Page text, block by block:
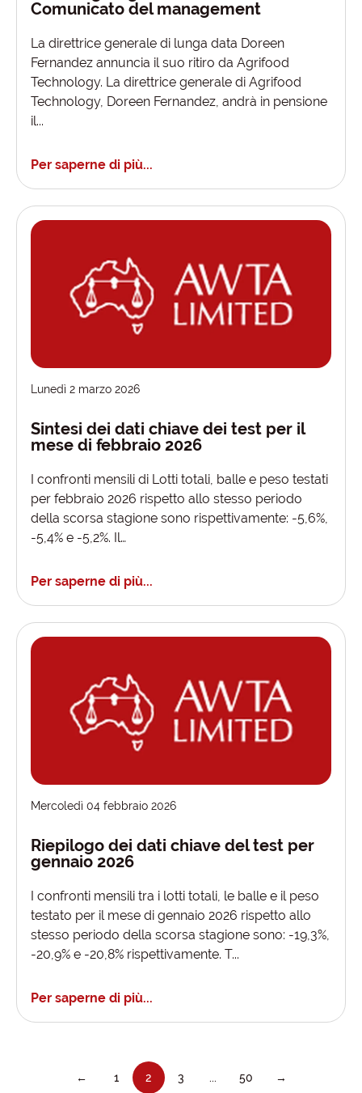
Comunicato del management
La direttrice generale di lunga data Doreen
Fernandez annuncia il suo ritiro da Agrifood
Technology. La direttrice generale di Agrifood
Technology, Doreen Fernandez, andrà in pensione
il...
Per saperne di più...
Lunedì 2 marzo 2026
Sintesi dei dati chiave dei test per il
mese di febbraio 2026
I confronti mensili di Lotti totali, balle e peso testati
per febbraio 2026 rispetto allo stesso periodo
della scorsa stagione sono rispettivamente: -5,6%,
-5,4% e -5,2%. Il…
Per saperne di più...
Mercoledì 04 febbraio 2026
Riepilogo dei dati chiave del test per
gennaio 2026
I confronti mensili tra i lotti totali, le balle e il peso
testato per il mese di gennaio 2026 rispetto allo
stesso periodo della scorsa stagione sono: -19,3%,
-20,9% e -20,8% rispettivamente. T...
Per saperne di più...
← 1 2 3 ... 50 →